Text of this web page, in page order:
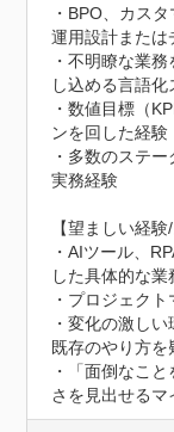
・BPO、カス
運用設計また
・不明瞭な業
し込める言語化
・数値目標（
ンを回した経験
・多数のステ
実務経験
【望ましい経験
・AIツール、
した具体的な
・プロジェク
・変化の激し
既存のやり方を
・「面倒なこ
さを見出せるマ